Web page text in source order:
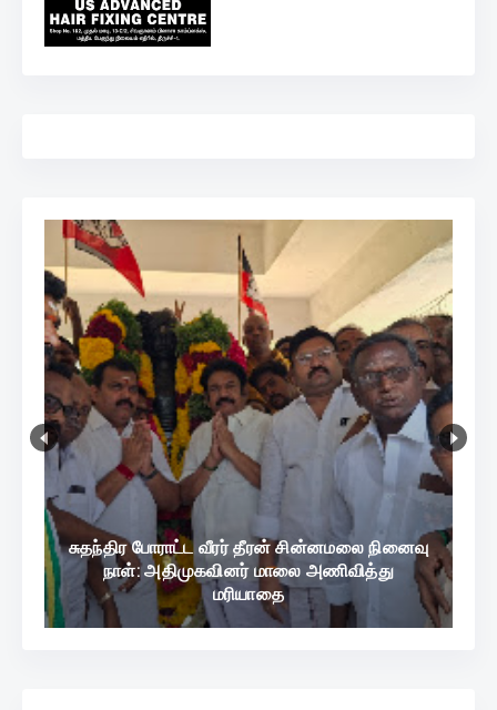
சுதந்திர போராட்ட வீரர் தீரன் சின்னமலை நினைவு
நாள்: அதிமுகவினர் மாலை அணிவித்து
மரியாதை